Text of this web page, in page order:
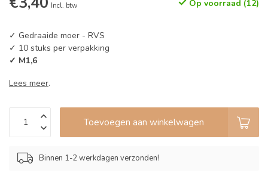
Incl. btw Op voorraad (12)
✓ Gedraaide moer - RVS
✓ 10 stuks per verpakking
✓ M1,6
Lees meer.
Toevoegen aan winkelwagen
Binnen 1-2 werkdagen verzonden!